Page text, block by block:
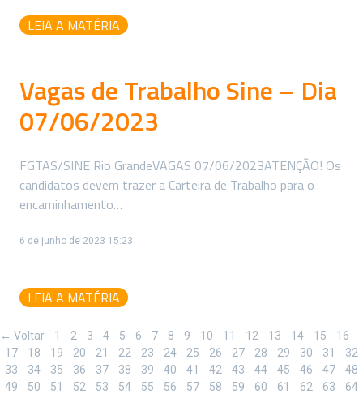
LEIA A MATÉRIA
Vagas de Trabalho Sine – Dia
07/06/2023
FGTAS/SINE Rio GrandeVAGAS 07/06/2023ATENÇÃO! Os
candidatos devem trazer a Carteira de Trabalho para o
encaminhamento…
6 de junho de 2023 15:23
LEIA A MATÉRIA
← Voltar 1 2 3 4 5 6 7 8 9 10 11 12 13 14 15
16
17
18 19 20 21 22 23 24 25 26 27 28 29 30 31
32
33
34 35 36 37 38 39 40 41 42 43 44 45 46 47
48
49
50 51 52 53 54 55 56 57 58 59 60 61 62 63
64